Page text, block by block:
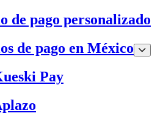
de pago personalizado
de pago en México
Pay